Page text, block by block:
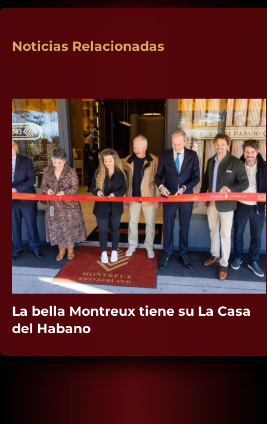
Noticias Relacionadas
La bella Montreux tiene su La Casa
del Habano